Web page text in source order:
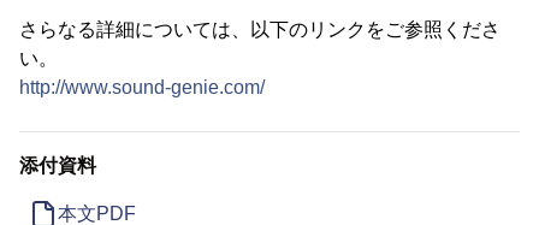
さらなる詳細については、以下のリンクをご参照くださ
い。
http://www.sound-genie.com/
添付資料
本文PDF